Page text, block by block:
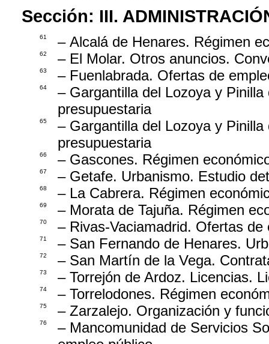
Sección: III.
61 – Alcalá de Henares. Régimen
62 – El Molar. Otros anuncios.
63 – Fuenlabrada. Ofertas de
64
– Gargantilla del Lozoya y
presupuestaria
65
– Gargantilla del Lozoya y
presupuestaria
66 – Gascones. Régimen
67 – Getafe. Urbanismo. Estudio
68 – La Cabrera. Régimen
69 – Morata de Tajuña. Régimen
70 – Rivas-Vaciamadrid. Ofertas
71 – San Fernando de Henares.
72 – San Martín de la Vega.
73 – Torrejón de Ardoz. Licencias.
74 – Torrelodones. Régimen
75 – Zarzalejo. Organización y
76
– Mancomunidad de Servicios